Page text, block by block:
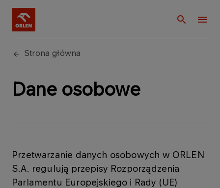
Strona główna
Dane osobowe
Przetwarzanie danych osobowych w ORLEN
S.A. regulują przepisy Rozporządzenia
Parlamentu Europejskiego i Rady (UE)